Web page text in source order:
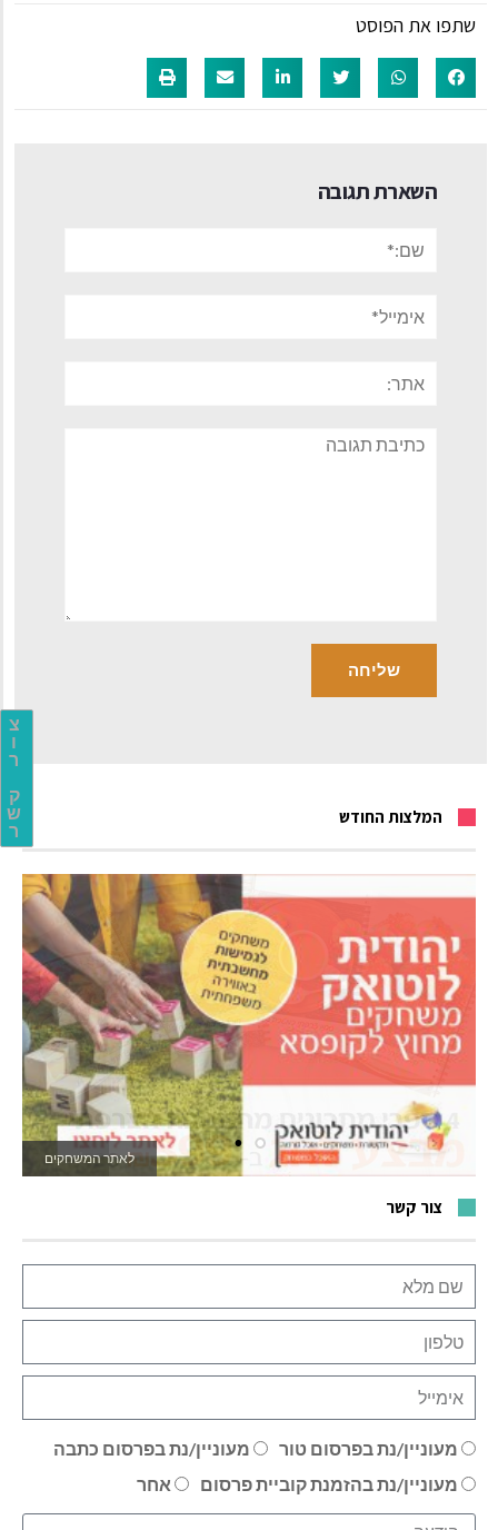
צ
ו
ר
ק
ש
ר
שתפו את הפוסט
השארת תגובה
תגובה
המלצות החודש
לאתר המשחקים
צור קשר
מעוניין/נת בפרסום טור
מעוניין/נת בפרסום כתבה
מעוניין/נת בהזמנת קוביית פרסום
אחר